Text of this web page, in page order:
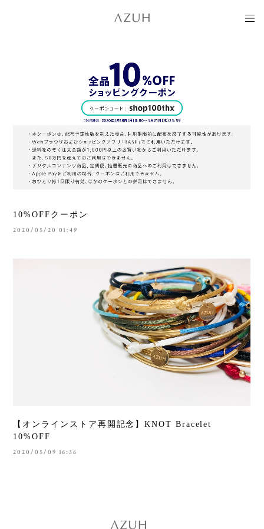
10%OFFクーポン
2020/05/20 01:49
【オンラインストア再開記念】KNOT Bracelet
10%OFF
2020/05/09 16:36